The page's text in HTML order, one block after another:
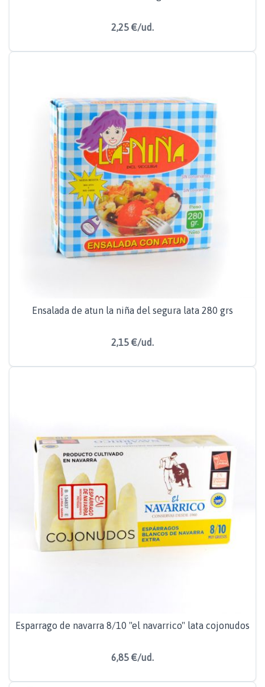
2,25 €/ud.
Ensalada de atun la niña del segura lata 280 grs
2,15 €/ud.
Esparrago de navarra 8/10 "el navarrico" lata cojonudos
6,85 €/ud.